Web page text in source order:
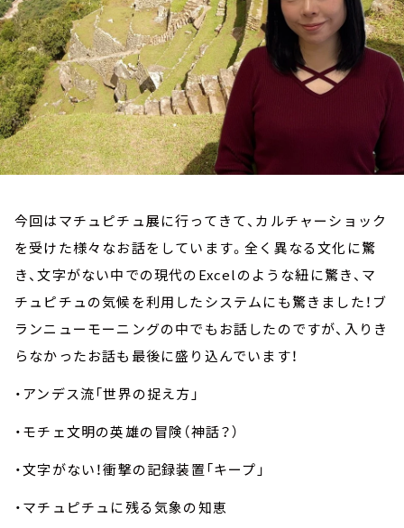
今回はマチュピチュ展に行ってきて、カルチャーショック
を受けた様々なお話をしています。全く異なる文化に驚
き、文字がない中での現代のExcelのような紐に驚き、マ
チュピチュの気候を利用したシステムにも驚きました！ブ
ランニューモーニングの中でもお話したのですが、入りき
らなかったお話も最後に盛り込んでいます！
・アンデス流「世界の捉え方」
・モチェ文明の英雄の冒険（神話？）
・文字がない！衝撃の記録装置「キープ」
・マチュピチュに残る気象の知恵